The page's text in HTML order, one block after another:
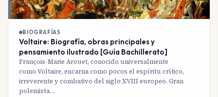
BIOGRAFÍAS
Voltaire: Biografía, obras principales y
pensamiento ilustrado [Guía Bachillerato]
François-Marie Arouet, conocido universalmente
como Voltaire, encarna como pocos el espíritu crítico,
irreverente y combativo del siglo XVIII europeo. Gran
polemista…